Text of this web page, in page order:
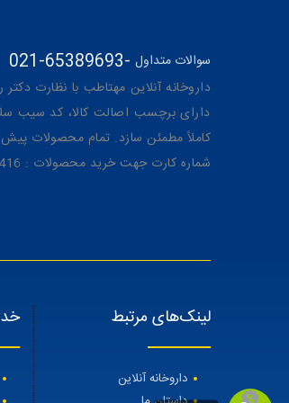
021-65389693 سوالات متداول -
داروخانه آنلاین مهتاطب با نظارت دکتر رویا
دارای برچسب اصالت کالا، کد سیب
کاملاً مطمئن سازد. تمام محصولات
شماره کارت جهت خرید محصولات : 6104337531945416 به نام رویا میرنظامی
لینک‌های مرتبط
داروخانه آنلاین